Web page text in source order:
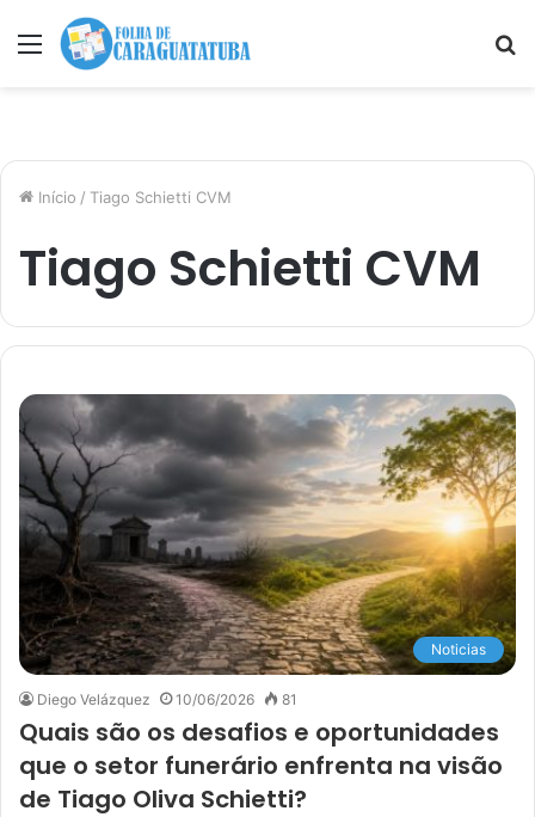
Menu
Início / Tiago Schietti CVM
Tiago Schietti CVM
Noticias
Diego Velázquez 10/06/2026 81
Quais são os desafios e oportunidades
que o setor funerário enfrenta na visão
de Tiago Oliva Schietti?